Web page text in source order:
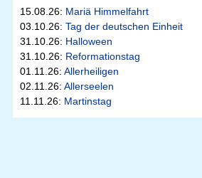
15.08.26: Mariä Himmelfahrt
03.10.26: Tag der deutschen Einheit
31.10.26: Halloween
31.10.26: Reformationstag
01.11.26: Allerheiligen
02.11.26: Allerseelen
11.11.26: Martinstag